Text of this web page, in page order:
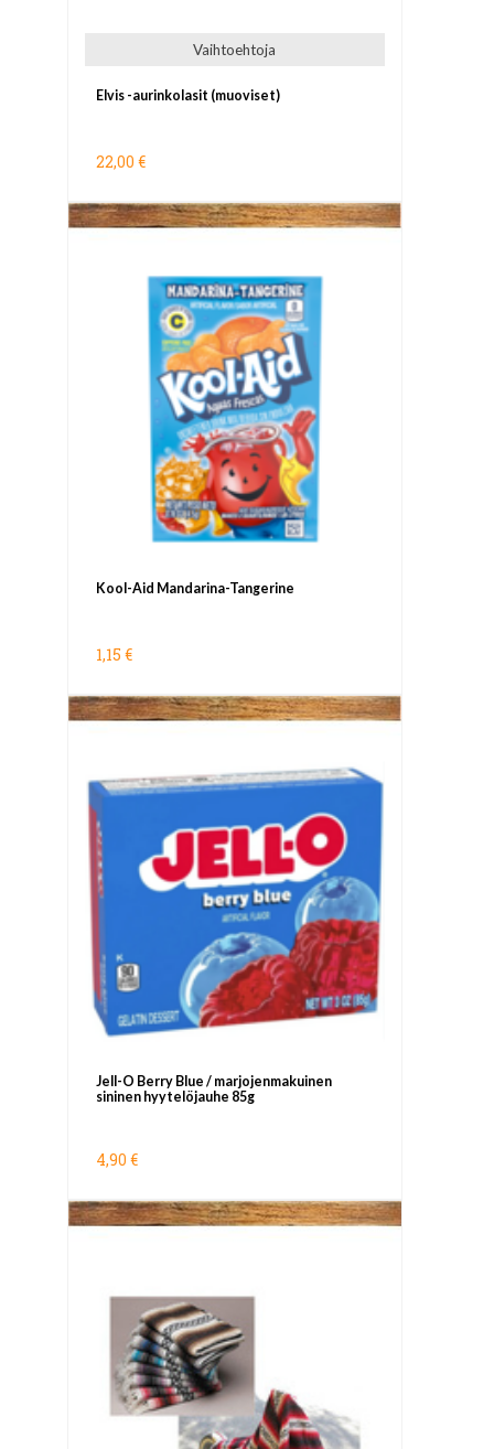
Vaihtoehtoja
Elvis -aurinkolasit (muoviset)
22,00 €
Kool-Aid Mandarina-Tangerine
1,15 €
Jell-O Berry Blue / marjojenmakuinen
sininen hyytelöjauhe 85g
4,90 €